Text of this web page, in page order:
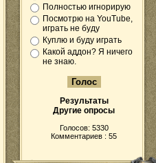
Полностью игнорирую
Посмотрю на YouTube,
играть не буду
Куплю и буду играть
Какой аддон? Я ничего
не знаю.
Результаты
Другие опросы
Голосов: 5330
Комментариев : 55